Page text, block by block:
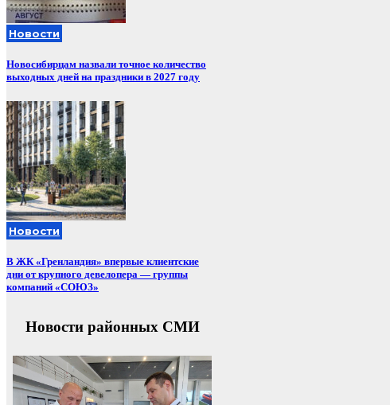
Новости
Новосибирцам назвали точное количество
выходных дней на праздники в 2027 году
Новости
В ЖК «Гренландия» впервые клиентские
дни от крупного девелопера — группы
компаний «СОЮЗ»